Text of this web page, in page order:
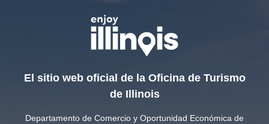
El sitio web oficial de la Oficina de Turismo
de Illinois
Departamento de Comercio y Oportunidad Económica de